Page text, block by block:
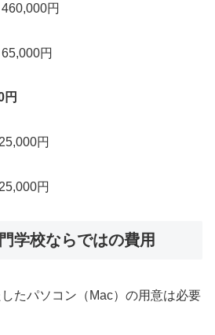
円
円
円
円
円
学校ならではの費用
たパソコン（Mac）の用意は必要